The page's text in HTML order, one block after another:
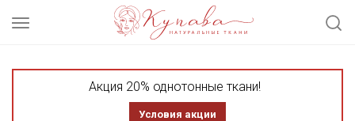
Акция 20% однотонные ткани!
Условия акции